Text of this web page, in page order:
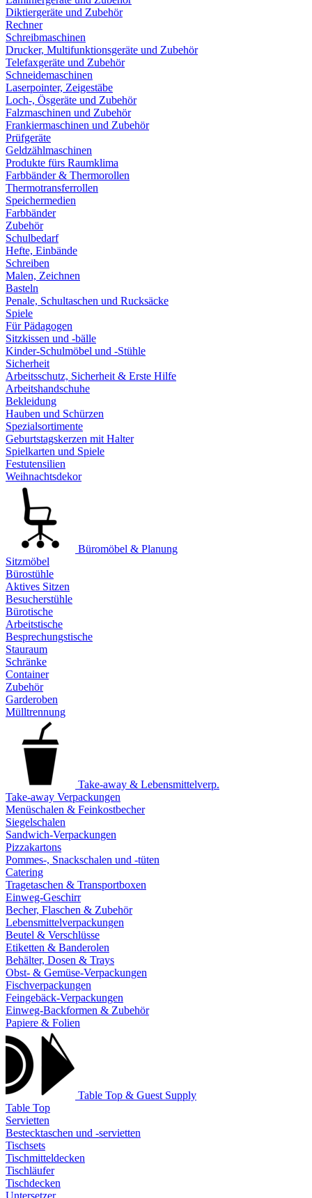
Diktiergeräte und Zubehör
Rechner
Schreibmaschinen
Drucker, Multifunktionsgeräte und Zubehör
Telefaxgeräte und Zubehör
Schneidemaschinen
Laserpointer, Zeigestäbe
Loch-, Ösgeräte und Zubehör
Falzmaschinen und Zubehör
Frankiermaschinen und Zubehör
Prüfgeräte
Geldzählmaschinen
Produkte fürs Raumklima
Farbbänder & Thermorollen
Thermotransferrollen
Speichermedien
Farbbänder
Zubehör
Schulbedarf
Hefte, Einbände
Schreiben
Malen, Zeichnen
Basteln
Penale, Schultaschen und Rucksäcke
Spiele
Für Pädagogen
Sitzkissen und -bälle
Kinder-Schulmöbel und -Stühle
Sicherheit
Arbeitsschutz, Sicherheit & Erste Hilfe
Arbeitshandschuhe
Bekleidung
Hauben und Schürzen
Spezialsortimente
Geburtstagskerzen mit Halter
Spielkarten und Spiele
Festutensilien
Weihnachtsdekor
Büromöbel & Planung
Sitzmöbel
Bürostühle
Aktives Sitzen
Besucherstühle
Bürotische
Arbeitstische
Besprechungstische
Stauraum
Schränke
Container
Zubehör
Garderoben
Mülltrennung
Take-away & Lebensmittelverp.
Take-away Verpackungen
Menüschalen & Feinkostbecher
Siegelschalen
Sandwich-Verpackungen
Pizzakartons
Pommes-, Snackschalen und -tüten
Catering
Tragetaschen & Transportboxen
Einweg-Geschirr
Becher, Flaschen & Zubehör
Lebensmittelverpackungen
Beutel & Verschlüsse
Etiketten & Banderolen
Behälter, Dosen & Trays
Obst- & Gemüse-Verpackungen
Fischverpackungen
Feingebäck-Verpackungen
Einweg-Backformen & Zubehör
Papiere & Folien
Table Top & Guest Supply
Table Top
Servietten
Bestecktaschen und -servietten
Tischsets
Tischmitteldecken
Tischläufer
Tischdecken